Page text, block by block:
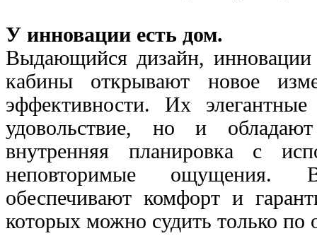
У инновации есть дом.
Выдающийся дизайн, инновации
кабины открывают новое
эффективности. Их
удовольствие, но и
внутренняя планировка с
неповторимые ощущения.
обеспечивают комфорт и
которых можно судить только по